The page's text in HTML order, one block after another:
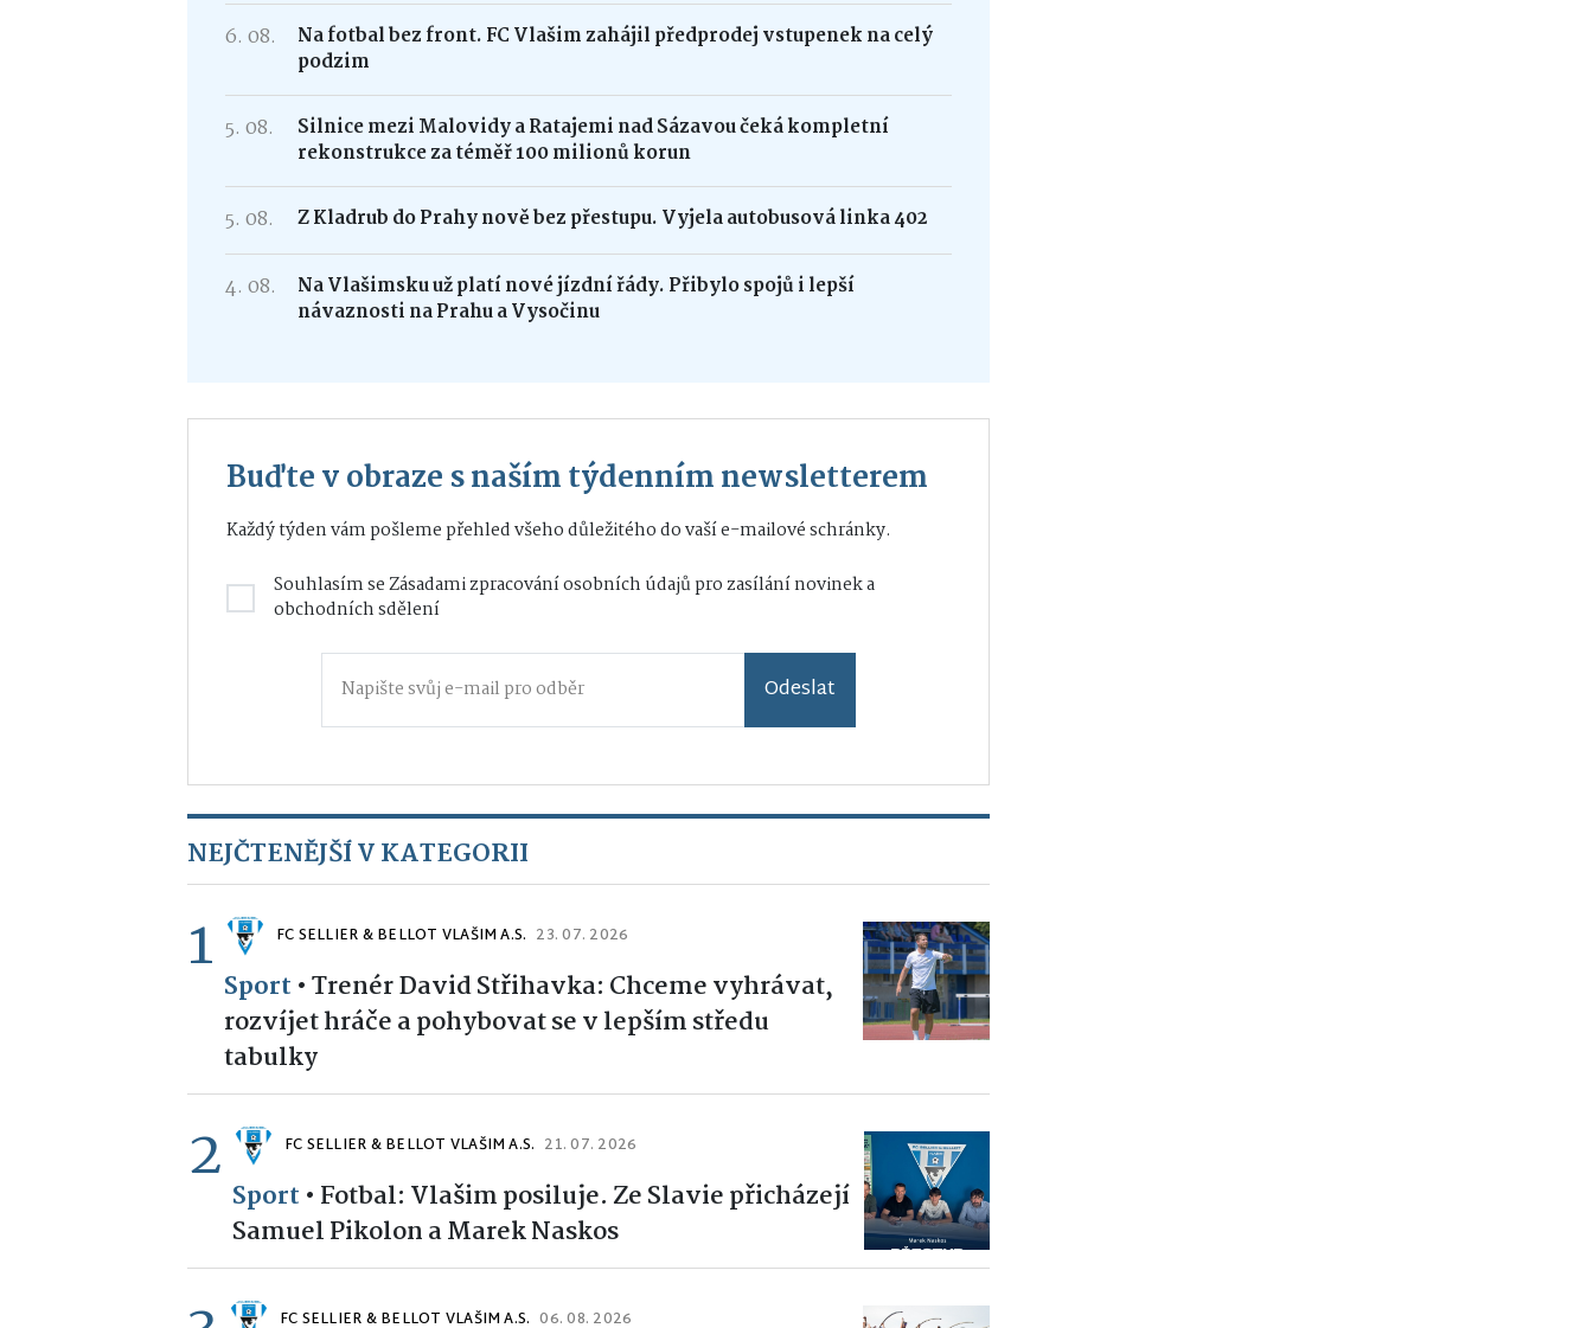
6. 08.
Na fotbal bez front. FC Vlašim zahájil předprodej vstupenek na celý
podzim
5. 08.
Silnice mezi Malovidy a Ratajemi nad Sázavou čeká kompletní
rekonstrukce za téměř 100 milionů korun
5. 08. Z Kladrub do Prahy nově bez přestupu. Vyjela autobusová linka 402
4. 08.
Na Vlašimsku už platí nové jízdní řády. Přibylo spojů i lepší
návaznosti na Prahu a Vysočinu
Buďte v obraze s naším týdenním newsletterem
Každý týden vám pošleme přehled všeho důležitého do vaší e-mailové schránky.
Souhlasím seZásadami zpracování osobních údajůpro zasílání novinek a
obchodních sdělení
Odeslat
NEJČTENĚJŠÍ V KATEGORII
1 FC SELLIER & BELLOT VLAŠIM A.S. 23. 07. 2026
Sport •Trenér David Střihavka: Chceme vyhrávat,
rozvíjet hráče a pohybovat se v lepším středu
tabulky
2 FC SELLIER & BELLOT VLAŠIM A.S. 21. 07. 2026
Sport • Fotbal: Vlašim posiluje. Ze Slavie přicházejí
Samuel Pikolon a Marek Naskos
FC SELLIER & BELLOT VLAŠIM A.S. 06. 08. 2026